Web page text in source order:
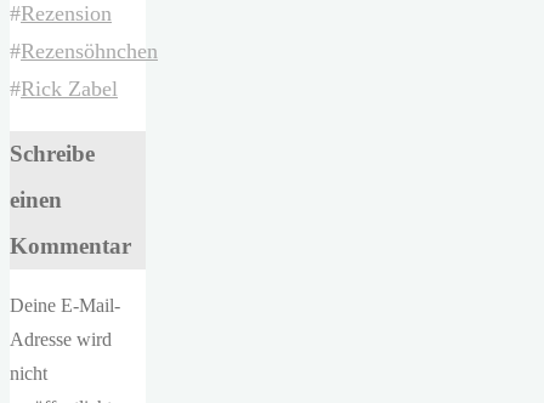
#Rezension
#Rezensöhnchen
#Rick Zabel
Schreibe
einen
Kommentar
Deine E-Mail-
Adresse wird
nicht